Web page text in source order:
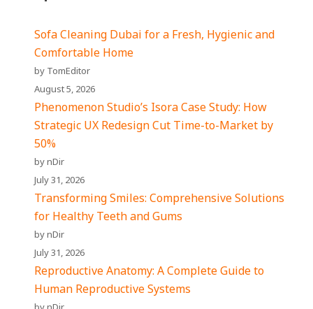
Sofa Cleaning Dubai for a Fresh, Hygienic and
Comfortable Home
by TomEditor
August 5, 2026
Phenomenon Studio’s Isora Case Study: How
Strategic UX Redesign Cut Time-to-Market by
50%
by nDir
July 31, 2026
Transforming Smiles: Comprehensive Solutions
for Healthy Teeth and Gums
by nDir
July 31, 2026
Reproductive Anatomy: A Complete Guide to
Human Reproductive Systems